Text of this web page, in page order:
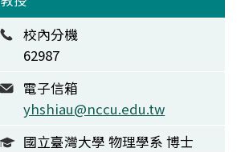
校內分機
62987
電子信箱
yhshiau@nccu.edu.tw
國立臺灣大學 物理學系 博士